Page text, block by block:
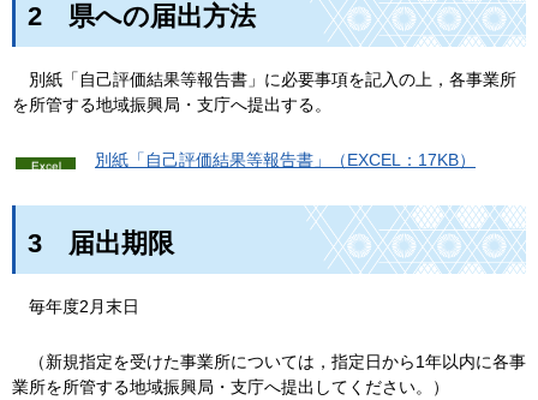
2 県への届出方法
別紙「自己評価結果等報告書」に必要事項を記入の上，各事業所
を所管する地域振興局・支庁へ提出する。
別紙「自己評価結果等報告書」（EXCEL：17KB）
3 届出期限
毎年度2月末日
（新規指定を受けた事業所については，指定日から1年以内に各事
業所を所管する地域振興局・支庁へ提出してください。）